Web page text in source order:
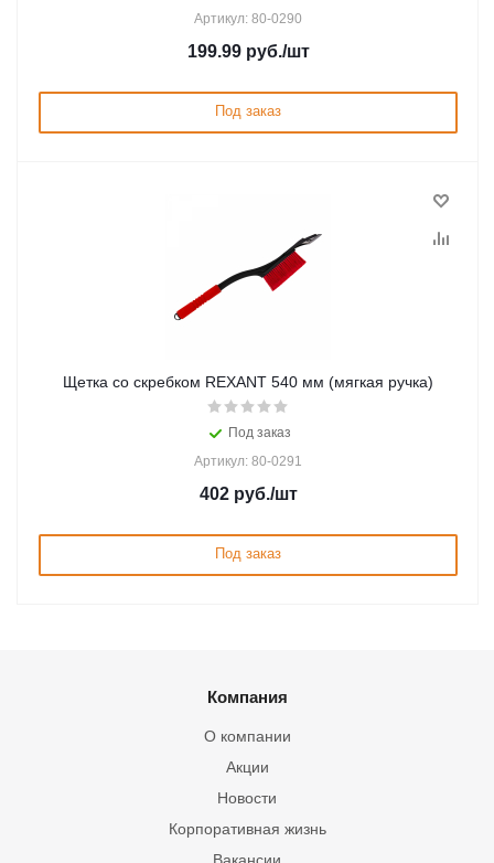
Артикул: 80-0290
199.99руб./шт
Под заказ
Щетка со скребком REXANT 540 мм (мягкая ручка)
Под заказ
Артикул: 80-0291
402руб./шт
Под заказ
Компания
О компании
Акции
Новости
Корпоративная жизнь